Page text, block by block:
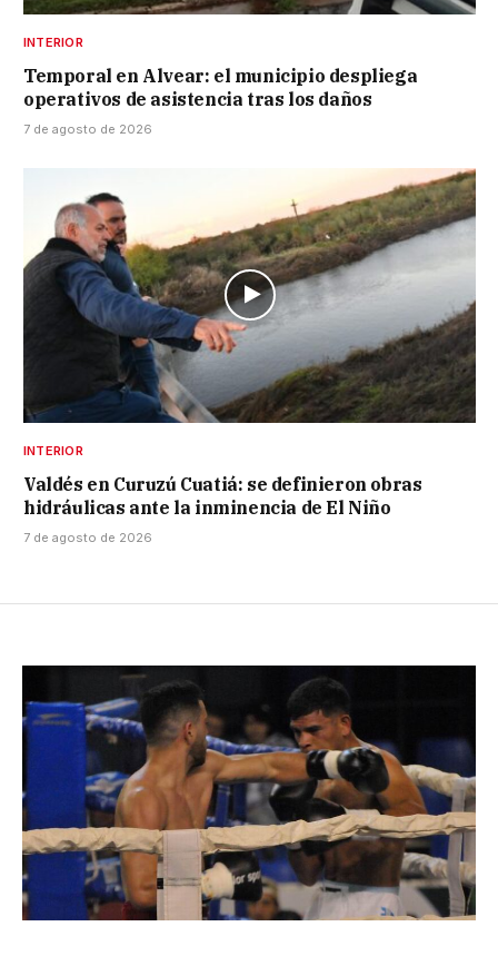
INTERIOR
Temporal en Alvear: el municipio despliega
operativos de asistencia tras los daños
7 de agosto de 2026
INTERIOR
Valdés en Curuzú Cuatiá: se definieron obras
hidráulicas ante la inminencia de El Niño
7 de agosto de 2026